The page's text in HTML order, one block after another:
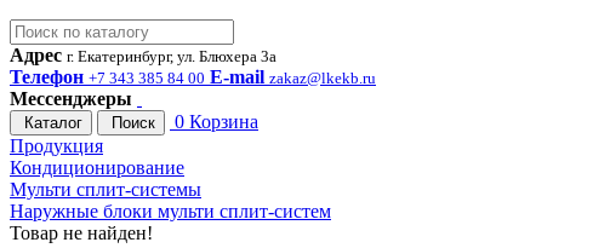
Адрес г. Екатеринбург, ул. Блюхера 3а
Телефон +7 343 385 84 00 E-mail zakaz@lkekb.ru
Мессенджеры
Каталог Поиск 0 Корзина
Продукция
Кондиционирование
Мульти сплит-системы
Наружные блоки мульти сплит-систем
Товар не найден!